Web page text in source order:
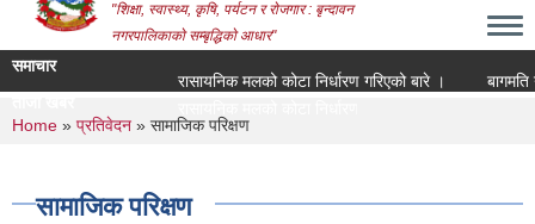
"शिक्षा, स्वास्थ्य, कृषि, पर्यटन र रोजगार : बृन्दावन
नगरपालिकाको सम्बृद्धिको आधार"
समाचार
रासायनिक मलको कोटा निर्धारण गरिएको बारे ।
बागमति
You are here
Home » प्रतिवेदन » सामाजिक परिक्षण
सामाजिक परिक्षण